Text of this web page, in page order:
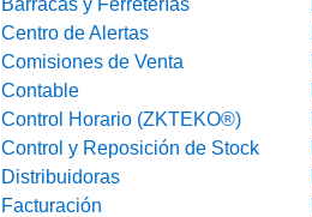
Centro de Alertas
Comisiones de Venta
Contable
Control Horario (ZKTEKO®)
Control y Reposición de Stock
Distribuidoras
Facturación